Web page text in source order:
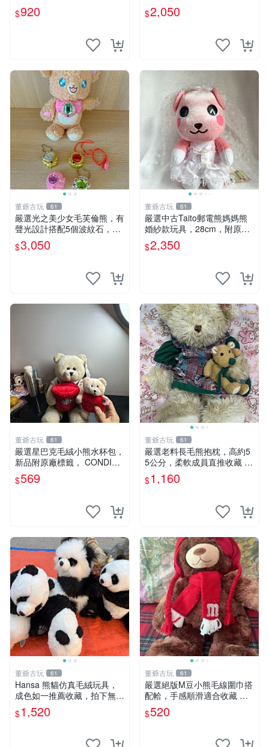
廠牌標 浣熊 玩具 毛絨
$920
my櫻花巧藝盲盒 隱藏款Crea
my櫻花巧藝 嬰熊盲盒娃娃 樂
$2,050
董爺古玩 61
嚴選光之美少女毛芙倫熊，有
聲光設計搭配5個波紋石，成
色完美如圖。爽快附電池，讓
愛心不打折扣。 光之美少女
$3,050
董爺古玩 61
嚴選中古Taito郵電熊媽媽熊
婚紗款玩具，28cm，附原
盒，保存極佳實拍，婚紗細節
清晰可見，偶像收藏推薦 婚
$2,350
董爺古玩 61
嚴選星巴克毛絨小熊水杯包，
新品附原廠標籤， CONDITI
ON 良好，詳情請參閱商品圖
片。 星巴克 毛絨小熊 水杯包
$569
董爺古玩 61
嚴選老料長毛熊抱枕，高約5
5公分，柔軟成員直推收藏 長
毛熊 柔軟熊抱枕 55公分
$1,160
董爺古玩 61
Hansa 熊貓仿真毛絨玩具，
成色如一推薦收藏，拍下無疑
心 熊貓 毛絨玩具 收藏
$1,520
董爺古玩 61
嚴選絕版M豆小熊毛線圍巾搭
配帢，手感順滑適合收藏 絕
版M豆小熊、圍巾、毛線帢
經典好搭
$520